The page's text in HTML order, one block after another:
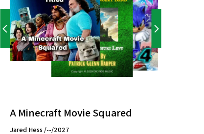
A Minecraft Movie Squared
Jared Hess /--/2027